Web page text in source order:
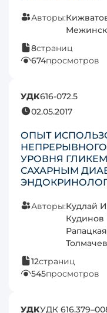
Авторы:
8страниц
674просмотров
УДК616-072.5
02.05.2017
ОПЫТ
УРОВНЯ
САХАРНЫМ
Авторы:Кудлай
Кудинов
12страниц
545просмотров
УДКУДК